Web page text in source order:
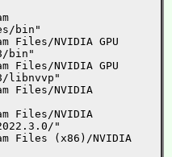
bin"
Files/NVIDIA GPU
bin"
Files/NVIDIA GPU
libnvvp"
Files/NVIDIA
Files/NVIDIA
"
Files (x86)/NVIDIA